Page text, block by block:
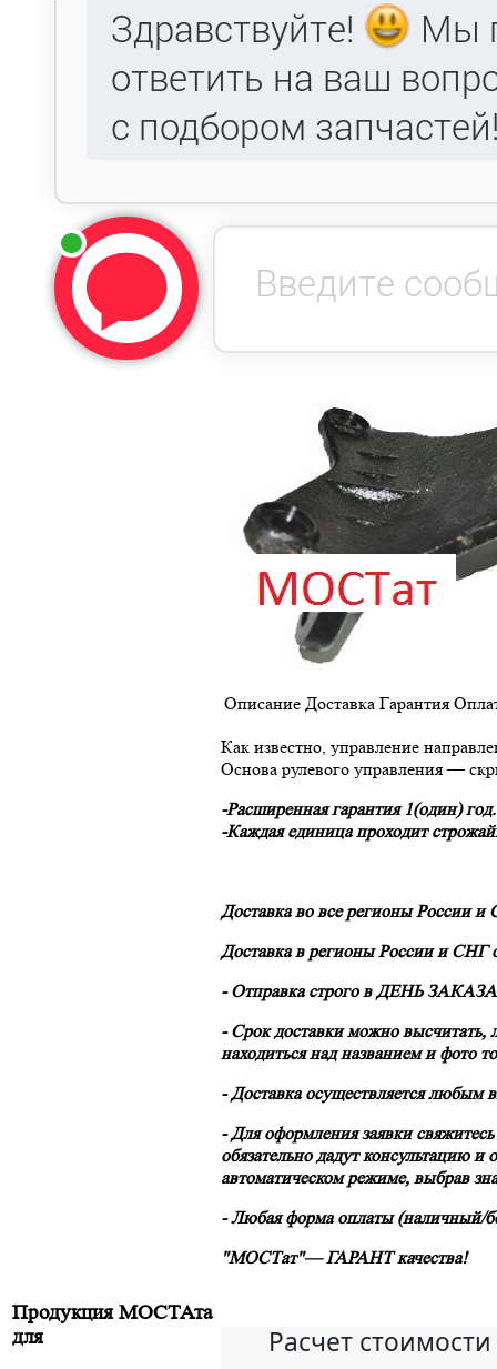
Продукция МОСТАта
для
Механизм
Описание Доставка Гарантия
Как известно, управление
Основа рулевого управления —
-Расширенная гарантия 1(один) год.
-Каждая единица проходит
Доставка во все регионы России
Доставка в регионы России и СНГ
- Отправка строго вДЕНЬ
- Срок доставки можно высчитать,
находиться над названием и фото
- Доставка осуществляется
- Для оформления заявки
обязательно дадут консультацию
автоматическом режиме, выбрав
- Любая форма оплаты (наличный/
"МОСТат"— ГАРАНТ качества!